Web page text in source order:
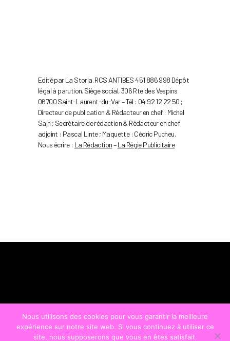
Edité par La Storia. RCS ANTIBES 451 886 998 Dépôt
légal à parution. Siège social, 306 Rte des Vespins
06700 Saint-Laurent-du-Var – Tél : 04 92 12 22 50 ;
Directeur de publication & Rédacteur en chef : Michel
Sajn ; Secrétaire de rédaction & Rédacteur en chef
adjoint : Pascal Linte ; Maquette : Cédric Pucheu.
Nous écrire : La Rédaction–La Régie Publicitaire
Nous utilisons des cookies pour vous garantir la meilleure
expérience sur notre site web. Si vous continuez à utiliser ce
site, nous supposerons que vous en êtes satisfait.